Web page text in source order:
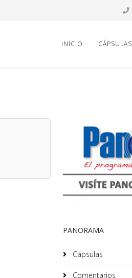
INICIO CÁPSULAS
PANORAMA
Cápsulas
Comentarios